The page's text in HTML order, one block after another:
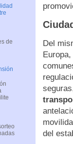
Del
del
de